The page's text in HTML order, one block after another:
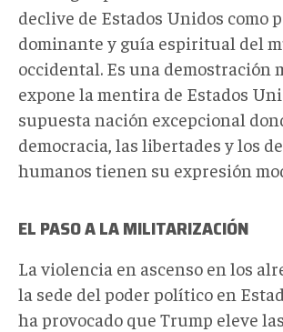
declive de Estados Unidos como
dominante y guía espiritual del
occidental. Es una demostración
expone la mentira de Estados
supuesta nación excepcional
democracia, las libertades y los
humanos tienen su expresión
EL PASO A LA MILITARIZACIÓN
La violencia en ascenso en los
la sede del poder político en
ha provocado que Trump eleve